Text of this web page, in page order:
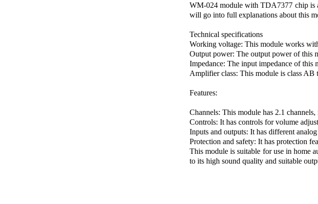
WM-024 module with TDA7377 chip is
will go into full explanations about this
Technical specifications
Working voltage: This module works
Output power: The output power of this
Impedance: The input impedance of this
Amplifier class: This module is class
Features:
Channels: This module has 2.1
Controls: It has controls for volume
Inputs and outputs: It has different
Protection and safety: It has protection
This module is suitable for use in home
to its high sound quality and suitable